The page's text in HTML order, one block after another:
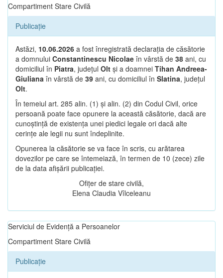
Compartiment Stare Civilă
Publicație
Astăzi, 10.06.2026 a fost înregistrată declarația de căsătorie
a domnului Constantinescu Nicolae în vârstă de 38 ani, cu
domiciliul în Piatra, județul Olt și a doamnei Tihan Andreea-
Giuliana în vârstă de 39 ani, cu domiciliul în Slatina, județul
Olt.
În temeiul art. 285 alin. (1) și alin. (2) din Codul Civil, orice
persoană poate face opunere la această căsătorie, dacă are
cunoștință de existența unei piedici legale ori dacă alte
cerințe ale legii nu sunt îndeplinite.
Opunerea la căsătorie se va face în scris, cu arătarea
dovezilor pe care se întemeiază, în termen de 10 (zece) zile
de la data afișării publicației.
Ofițer de stare civilă,
Elena Claudia Vîlceleanu
Serviciul de Evidență a Persoanelor
Compartiment Stare Civilă
Publicație